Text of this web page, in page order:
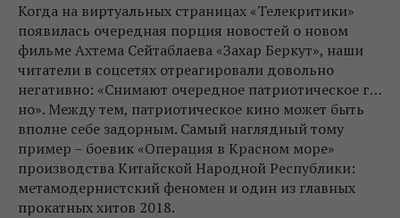
Когда на виртуальных страницах «Телекритики»
появилась очередная порция новостей о новом
фильме Ахтема Сейтаблаева «Захар Беркут», наши
читатели в соцсетях отреагировали довольно
негативно: «Снимают очередное патриотическое г…
но». Между тем, патриотическое кино может быть
вполне себе задорным. Самый наглядный тому
пример – боевик «Операция в Красном море»
производства Китайской Народной Республики:
метамодернистский феномен и один из главных
прокатных хитов 2018.